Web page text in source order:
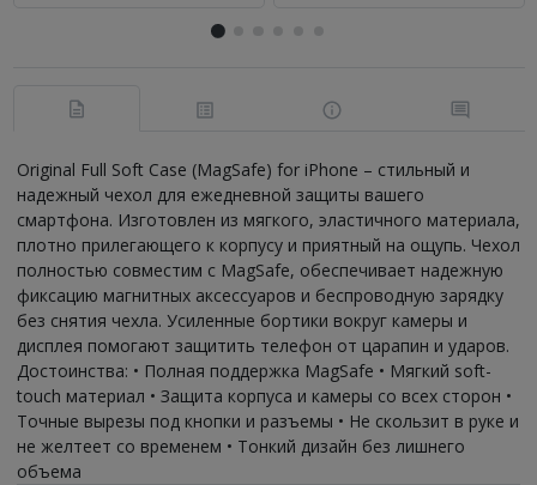
Original Full Soft Case (MagSafe) for iPhone – стильный и
надежный чехол для ежедневной защиты вашего
смартфона. Изготовлен из мягкого, эластичного материала,
плотно прилегающего к корпусу и приятный на ощупь. Чехол
полностью совместим с MagSafe, обеспечивает надежную
фиксацию магнитных аксессуаров и беспроводную зарядку
без снятия чехла. Усиленные бортики вокруг камеры и
дисплея помогают защитить телефон от царапин и ударов.
Достоинства: • Полная поддержка MagSafe • Мягкий soft-
touch материал • Защита корпуса и камеры со всех сторон •
Точные вырезы под кнопки и разъемы • Не скользит в руке и
не желтеет со временем • Тонкий дизайн без лишнего
объема